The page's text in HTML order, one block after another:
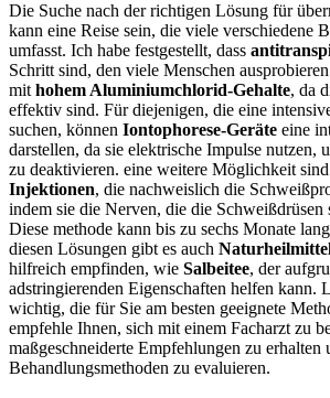
Die Suche nach der richtigen Lösung für
kann eine Reise sein, die viele verschiedene
umfasst. Ich habe festgestellt, dass
Schritt sind, den ⁢viele Menschen
mit hohem Aluminiumchlorid-Gehalte, da
effektiv sind. Für ⁢diejenigen, die ‌eine
suchen, können Iontophorese-Geräte eine
darstellen, da⁤ sie⁢ elektrische ⁤Impulse nutzen,
zu deaktivieren. eine⁤ weitere Möglichkeit sind
Injektionen, die nachweislich⁤ die
indem sie die Nerven,⁣ die ⁣die Schweißdrüsen
Diese methode kann bis zu sechs Monate
diesen Lösungen gibt es auch
hilfreich empfinden, wie Salbeitee,‍ der
adstringierenden Eigenschaften helfen kann.
wichtig,⁢ die ⁤für Sie‍ am⁣ besten geeignete
empfehle Ihnen,‍ sich ‍mit ‌einem ⁢Facharzt zu
maßgeschneiderte Empfehlungen zu erhalten
Behandlungsmethoden zu evaluieren.